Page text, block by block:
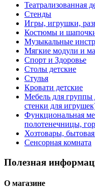
Театрализованная
Стенды
Игры, игрушки,
Костюмы и
Музыкальные
Мягкие модули и
Спорт и Здоровье
Столы детские
Стулья
Кровати детские
Мебель для группы
стенки для
Функциональная
полотенечницы,
Хозтовары,
Сенсорная комната
Полезная
О магазине